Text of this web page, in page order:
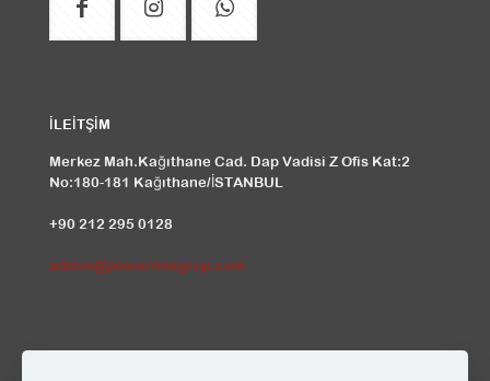
İLEİTŞİM
Merkez Mah.Kağıthane Cad. Dap Vadisi Z Ofis Kat:2
No:180-181 Kağıthane/İSTANBUL
+90 212 295 0128
admin@powerlinegrup.com